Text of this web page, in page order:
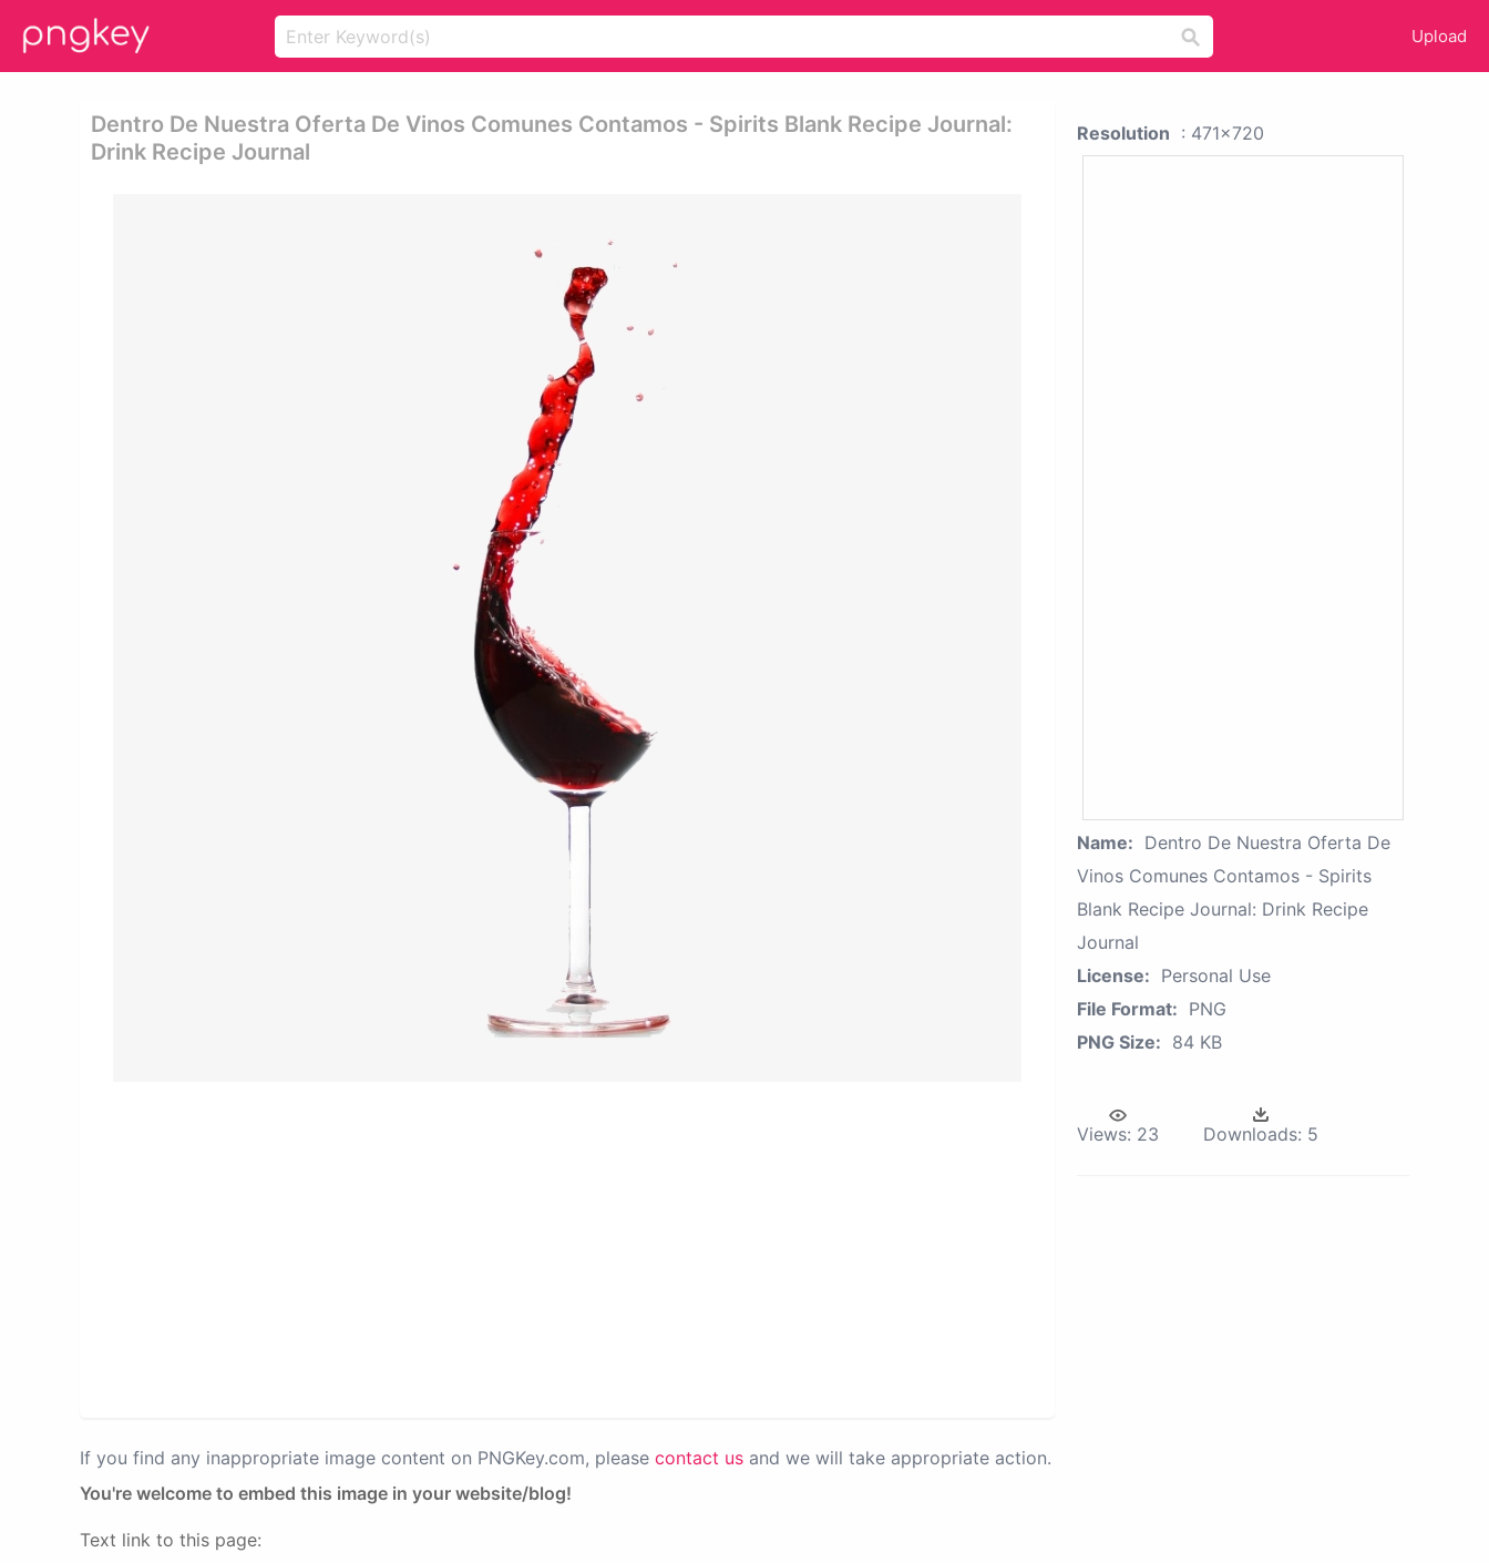
Upload
Dentro De Nuestra Oferta De Vinos Comunes Contamos - Spirits Blank Recipe Journal:
Drink Recipe Journal
If you find any inappropriate image content on PNGKey.com, please contact us and we will take appropriate action.
You're welcome to embed this image in your website/blog!
Text link to this page:
Resolution : 471x720
Name: Dentro De Nuestra Oferta De
Vinos Comunes Contamos - Spirits
Blank Recipe Journal: Drink Recipe
Journal
License: Personal Use
File Format: PNG
PNG Size: 84 KB
Views: 23 Downloads: 5